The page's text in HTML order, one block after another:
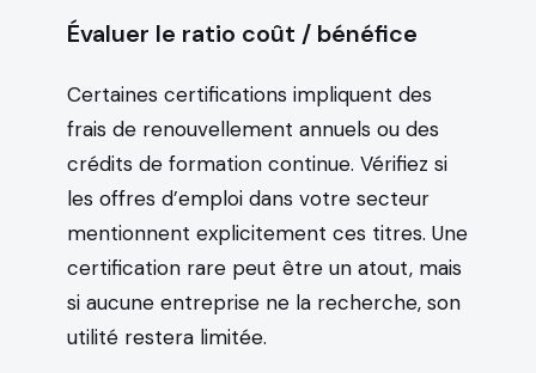
Évaluer le ratio coût / bénéfice
Certaines certifications impliquent des
frais de renouvellement annuels ou des
crédits de formation continue. Vérifiez si
les offres d’emploi dans votre secteur
mentionnent explicitement ces titres. Une
certification rare peut être un atout, mais
si aucune entreprise ne la recherche, son
utilité restera limitée.